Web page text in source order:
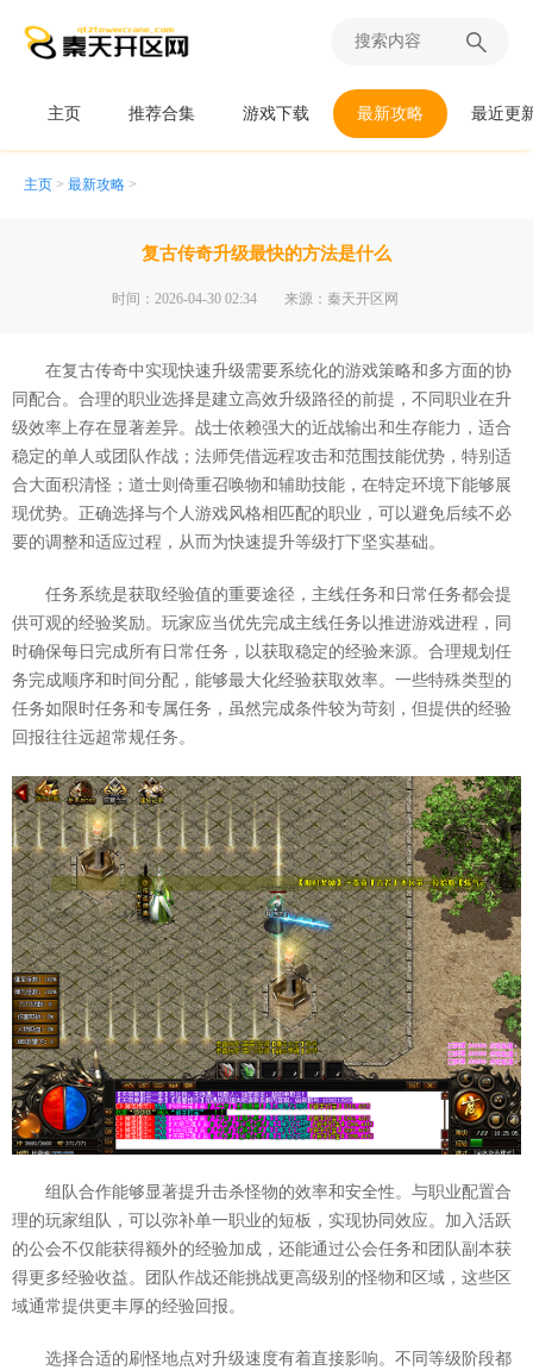
主页 推荐合集 游戏下载 最新攻略 最近更
主页 > 最新攻略 >
复古传奇升级最快的方法是什么
时间：2026-04-30 02:34 来源：秦天开区网
在复古传奇中实现快速升级需要系统化的游戏策略和多方面的协
同配合。合理的职业选择是建立高效升级路径的前提，不同职业在升
级效率上存在显著差异。战士依赖强大的近战输出和生存能力，适合
稳定的单人或团队作战；法师凭借远程攻击和范围技能优势，特别适
合大面积清怪；道士则倚重召唤物和辅助技能，在特定环境下能够展
现优势。正确选择与个人游戏风格相匹配的职业，可以避免后续不必
要的调整和适应过程，从而为快速提升等级打下坚实基础。
任务系统是获取经验值的重要途径，主线任务和日常任务都会提
供可观的经验奖励。玩家应当优先完成主线任务以推进游戏进程，同
时确保每日完成所有日常任务，以获取稳定的经验来源。合理规划任
务完成顺序和时间分配，能够最大化经验获取效率。一些特殊类型的
任务如限时任务和专属任务，虽然完成条件较为苛刻，但提供的经验
回报往往远超常规任务。
组队合作能够显著提升击杀怪物的效率和安全性。与职业配置合
理的玩家组队，可以弥补单一职业的短板，实现协同效应。加入活跃
的公会不仅能获得额外的经验加成，还能通过公会任务和团队副本获
得更多经验收益。团队作战还能挑战更高级别的怪物和区域，这些区
域通常提供更丰厚的经验回报。
选择合适的刷怪地点对升级速度有着直接影响。不同等级阶段都